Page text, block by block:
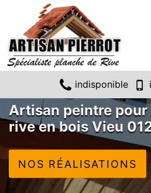
indisponible
Artisan peintre pour
rive en bois Vieu
NOS RÉALISATIONS